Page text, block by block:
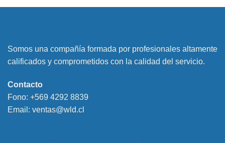
Somos una compañía formada por profesionales altamente
calificados y comprometidos con la calidad del servicio.
Contacto
Fono: +569 4292 8839
Email: ventas@wld.cl